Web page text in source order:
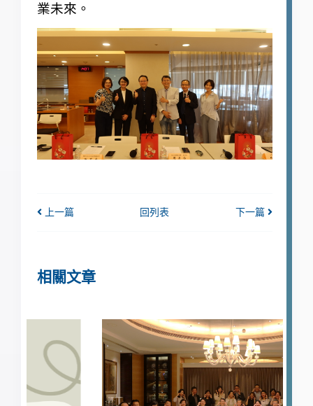
業未來。
上一篇 回列表 下一篇
相關文章